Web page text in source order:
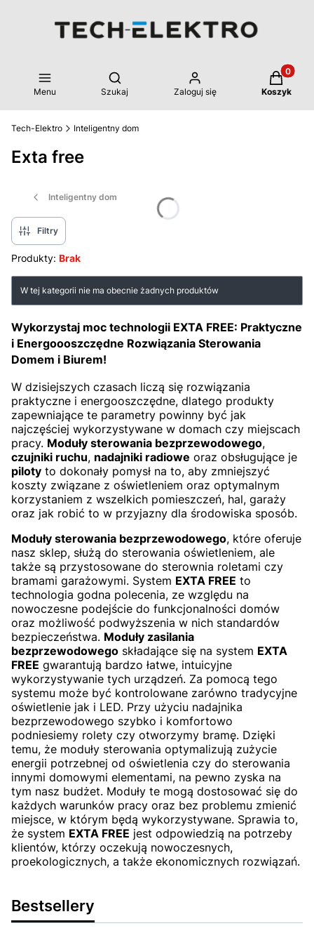
Menu
Otwórz wyszukiwarkę
Szukaj Zaloguj się Koszyk
Tech-Elektro Inteligentny dom
Exta free
Inteligentny dom
Filtry
Produkty: Brak
Lista produktów
W tej kategorii nie ma obecnie żadnych produktów
Wykorzystaj moc technologii EXTA FREE: Praktyczne
i Energoooszczędne Rozwiązania Sterowania
Domem i Biurem!
W dzisiejszych czasach liczą się rozwiązania
praktyczne i energooszczędne, dlatego produkty
zapewniające te parametry powinny być jak
najczęściej wykorzystywane w domach czy miejscach
pracy. Moduły sterowania bezprzewodowego,
czujniki ruchu, nadajniki radiowe oraz obsługujące je
piloty to dokonały pomysł na to, aby zmniejszyć
koszty związane z oświetleniem oraz optymalnym
korzystaniem z wszelkich pomieszczeń, hal, garaży
oraz jak robić to w przyjazny dla środowiska sposób.
Moduły sterowania bezprzewodowego, które oferuje
nasz sklep, służą do sterowania oświetleniem, ale
także są przystosowane do sterownia roletami czy
bramami garażowymi. System EXTA FREE to
technologia godna polecenia, ze względu na
nowoczesne podejście do funkcjonalności domów
oraz możliwość podwyższenia w nich standardów
bezpieczeństwa. Moduły zasilania
bezprzewodowego składające się na system EXTA
FREE gwarantują bardzo łatwe, intuicyjne
wykorzystywanie tych urządzeń. Za pomocą tego
systemu może być kontrolowane zarówno tradycyjne
oświetlenie jak i LED. Przy użyciu nadajnika
bezprzewodowego szybko i komfortowo
podniesiemy rolety czy otworzymy bramę. Dzięki
temu, że moduły sterowania optymalizują zużycie
energii potrzebnej od oświetlenia czy do sterowania
innymi domowymi elementami, na pewno zyska na
tym nasz budżet. Moduły te mogą dostosować się do
każdych warunków pracy oraz bez problemu zmienić
miejsce, w którym będą wykorzystywane. Sprawia to,
że system EXTA FREE jest odpowiedzią na potrzeby
klientów, którzy oczekują nowoczesnych,
proekologicznych, a także ekonomicznych rozwiązań.
Bestsellery